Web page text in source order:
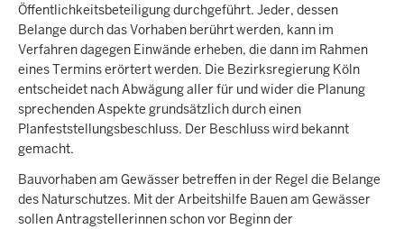
Öffentlichkeitsbeteiligung durchgeführt. Jeder, dessen
Belange durch das Vorhaben berührt werden, kann im
Verfahren dagegen Einwände erheben, die dann im Rahmen
eines Termins erörtert werden. Die Bezirksregierung Köln
entscheidet nach Abwägung aller für und wider die Planung
sprechenden Aspekte grundsätzlich durch einen
Planfeststellungsbeschluss. Der Beschluss wird bekannt
gemacht.
Bauvorhaben am Gewässer betreffen in der Regel die Belange
des Naturschutzes. Mit der Arbeitshilfe Bauen am Gewässer
sollen Antragstellerinnen schon vor Beginn der